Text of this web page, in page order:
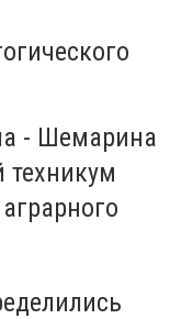
- Шемарина
техникум